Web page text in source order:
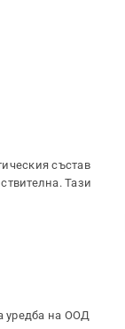
състав
Тази
уредба на ООД